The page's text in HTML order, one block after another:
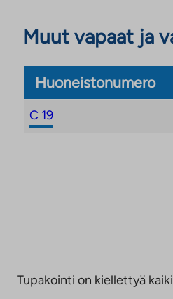
Muut vapaat ja
Huoneistonumero
C 19
Tupakointi on kiellettyä